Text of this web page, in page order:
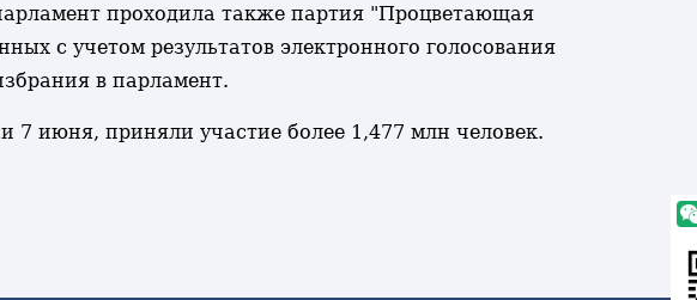
проходила также партия "Процветающая
с учетом результатов электронного голосования
в парламент.
июня, приняли участие более 1,477 млн человек.